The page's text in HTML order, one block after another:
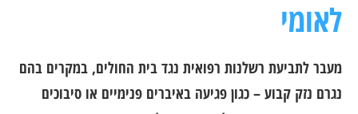
לאומי
מעבר לתביעת רשלנות רפואית נגד בית החולים, במקרים בהם
נגרם נזק קבוע – כגון פגיעה באיברים פנימיים או סיבוכים